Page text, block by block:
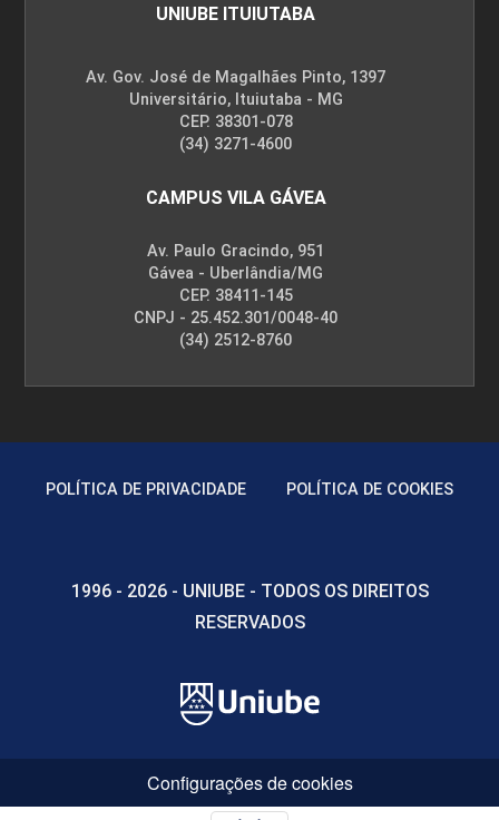
UNIUBE ITUIUTABA
Av. Gov. José de Magalhães Pinto, 1397
Universitário, Ituiutaba - MG
CEP. 38301-078
(34) 3271-4600
CAMPUS VILA GÁVEA
Av. Paulo Gracindo, 951
Gávea - Uberlândia/MG
CEP. 38411-145
CNPJ - 25.452.301/0048-40
(34) 2512-8760
POLÍTICA DE PRIVACIDADE POLÍTICA DE COOKIES
1996 - 2026 - UNIUBE - TODOS OS DIREITOS
RESERVADOS
Configurações de cookies